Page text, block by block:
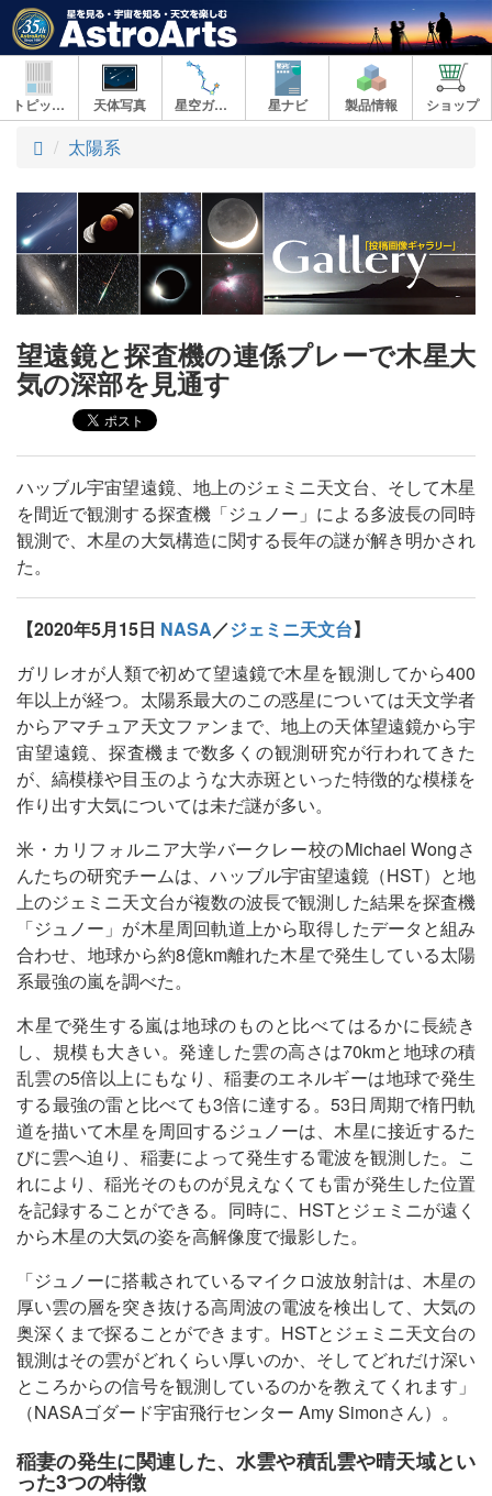
トピックス 天体写真 星空ガイド 星ナビ 製品情報 ショップ
ト
プ
太陽系
望遠鏡と探査機の連係プレーで木星大
気の深部を見通す
ハッブル宇宙望遠鏡、地上のジェミニ天文台、そして木星
を間近で観測する探査機「ジュノー」による多波長の同時
観測で、木星の大気構造に関する長年の謎が解き明かされ
た。
【2020年5月15日 NASA／ジェミニ天文台】
ガリレオが人類で初めて望遠鏡で木星を観測してから400
年以上が経つ。太陽系最大のこの惑星については天文学者
からアマチュア天文ファンまで、地上の天体望遠鏡から宇
宙望遠鏡、探査機まで数多くの観測研究が行われてきた
が、縞模様や目玉のような大赤斑といった特徴的な模様を
作り出す大気については未だ謎が多い。
米・カリフォルニア大学バークレー校のMichael Wongさ
んたちの研究チームは、ハッブル宇宙望遠鏡（HST）と地
上のジェミニ天文台が複数の波長で観測した結果を探査機
「ジュノー」が木星周回軌道上から取得したデータと組み
合わせ、地球から約8億km離れた木星で発生している太陽
系最強の嵐を調べた。
木星で発生する嵐は地球のものと比べてはるかに長続き
し、規模も大きい。発達した雲の高さは70kmと地球の積
乱雲の5倍以上にもなり、稲妻のエネルギーは地球で発生
する最強の雷と比べても3倍に達する。53日周期で楕円軌
道を描いて木星を周回するジュノーは、木星に接近するた
びに雲へ迫り、稲妻によって発生する電波を観測した。こ
れにより、稲光そのものが見えなくても雷が発生した位置
を記録することができる。同時に、HSTとジェミニが遠く
から木星の大気の姿を高解像度で撮影した。
「ジュノーに搭載されているマイクロ波放射計は、木星の
厚い雲の層を突き抜ける高周波の電波を検出して、大気の
奥深くまで探ることができます。HSTとジェミニ天文台の
観測はその雲がどれくらい厚いのか、そしてどれだけ深い
ところからの信号を観測しているのかを教えてくれます」
（NASAゴダード宇宙飛行センター Amy Simonさん）。
稲妻の発生に関連した、水雲や積乱雲や晴天域とい
った3つの特徴